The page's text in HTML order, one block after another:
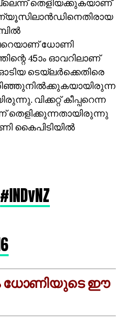
തെളിയക്കുകയാണ്
ധോണി
45ാം ഓവറിലാണ്
ടെയ്ലര്‍ക്കെതിരെ
വിക്കറ്റ് കീപ്പറെന്ന
കൈപിടിയില്‍
#INDvNZ
ധോണിയുടെ ഈ